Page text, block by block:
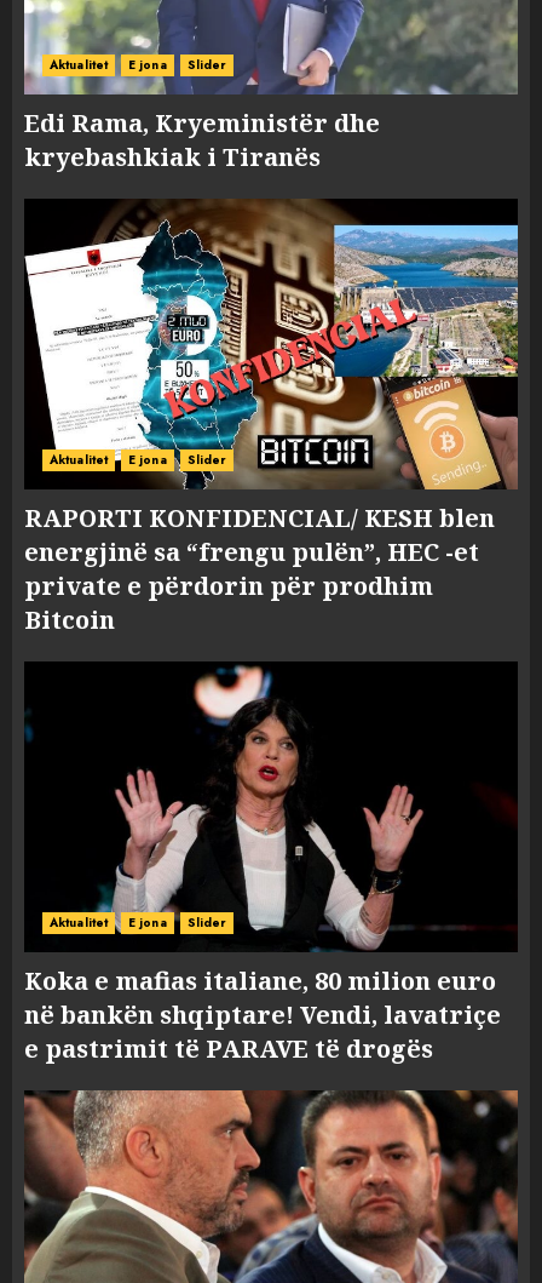
Aktualitet E jona Slider
Edi Rama, Kryeministër dhe
kryebashkiak i Tiranës
Aktualitet E jona Slider
RAPORTI KONFIDENCIAL/ KESH blen
energjinë sa “frengu pulën”, HEC -et
private e përdorin për prodhim
Bitcoin
Aktualitet E jona Slider
Koka e mafias italiane, 80 milion euro
në bankën shqiptare! Vendi, lavatriçe
e pastrimit të PARAVE të drogës